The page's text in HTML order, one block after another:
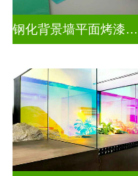
钢化背景墙平面烤漆玻璃